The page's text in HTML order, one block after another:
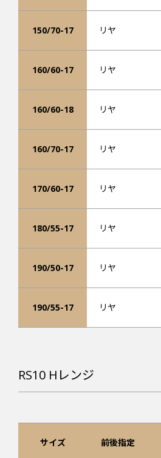
150/70-17 リヤ
160/60-17 リヤ
160/60-18 リヤ
160/70-17 リヤ
170/60-17 リヤ
180/55-17 リヤ
190/50-17 リヤ
190/55-17 リヤ
RS10 Hレンジ
サイズ 前後指定